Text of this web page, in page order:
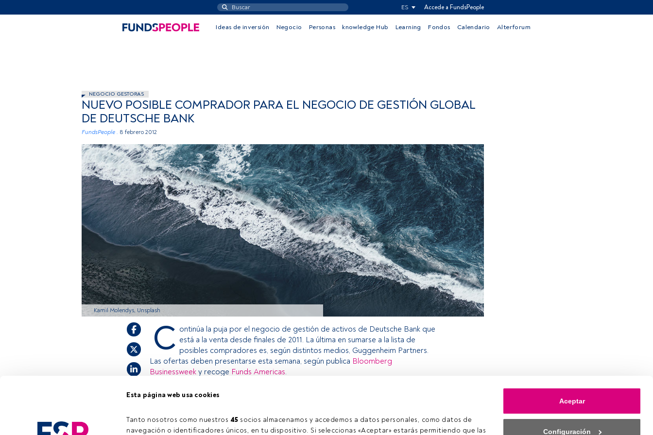
Esta página web usa cookies
Tanto nosotros como nuestros 45 socios almacenamos y accedemos a datos personales, como datos de
navegación o identificadores únicos, en tu dispositivo. Si seleccionas «Aceptar» estarás permitiendo que las
Aceptar
Configuración
ES Accede a FundsPeople
Ideas de inversión Negocio Personas knowledge Hub Learning Fondos Calendario Alterforum
NEGOCIO GESTORAS
NUEVO POSIBLE COMPRADOR PARA EL NEGOCIO DE GESTIÓN GLOBAL
DE DEUTSCHE BANK
FundsPeople . 8 febrero 2012
Kamil Molendys, Unsplash
C ontinúa la puja por el negocio de gestión de activos de Deutsche Bank que
está a la venta desde finales de 2011. La última en sumarse a la lista de
posibles compradores es, según distintos medios, Guggenheim Partners.
Las ofertas deben presentarse esta semana, según publica Bloomberg
Businessweek y recoge Funds Americas.
estás registrado, accede desde el botón Login. Si aún no tienes cuenta, te
invitamos a registrarte y disfrutar de todo el universo que ofrece FundsPeople.